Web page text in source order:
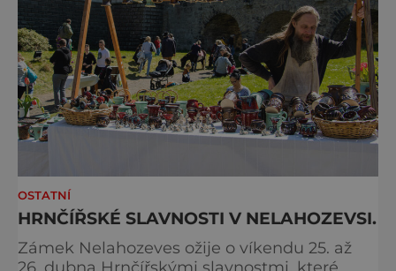
OSTATNÍ
HRNČÍŘSKÉ SLAVNOSTI V NELAHOZEVSI.
Zámek Nelahozeves ožije o víkendu 25. až
26. dubna Hrnčířskými slavnostmi, které